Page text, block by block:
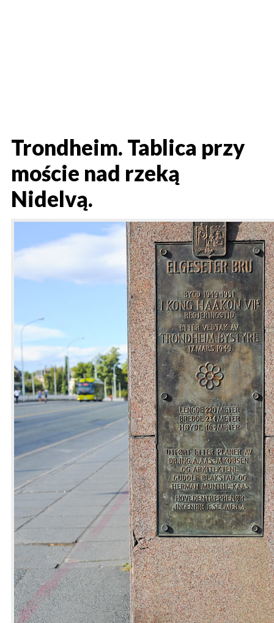
Trondheim. Tablica przy
moście nad rzeką
Nidelvą.